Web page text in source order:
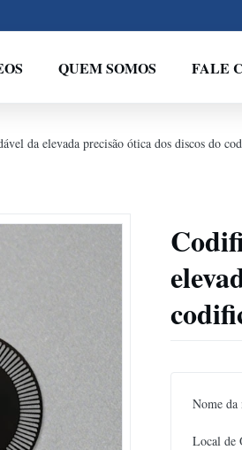
QUEM SOMOS FALE
da elevada precisão ótica dos discos do
Nome da
Local de